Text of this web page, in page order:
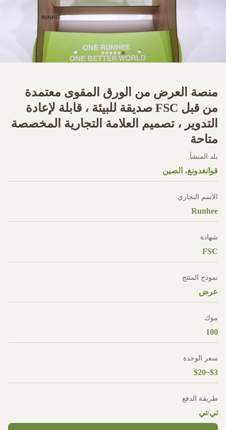
منصة العرض من الورق المقوى معتمدة
من قبل FSC صديقة للبيئة ، قابلة لإعادة
التدوير ، تصميم العلامة التجارية المخصصة
متاحة
بلد المنشأ
قوانغدونغ، الصين
الاسم التجاري
Runhee
شهادة
FSC
نموذج المنتج
عرض
موك
100
سعر الوحدة
$3~$20
طريقة الدفع
تي/تي